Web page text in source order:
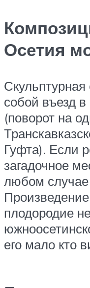
Осетия
Скульптурная
собой въезд
(поворот на
Гуфта). Если
загадочное
любом
плодородие
его мало кто